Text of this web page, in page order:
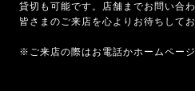
貸切も可能です。店舗までお問い合わ
皆さまのご来店を心よりお待ちしてお
※ご来店の際はお電話かホームペー